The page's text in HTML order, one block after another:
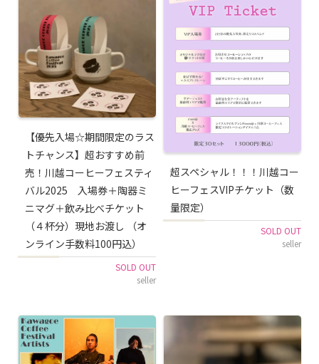
【優先入場☆期間限定のラス
トチャンス】超おすすめ前
売！川越コーヒーフェスティ
バル2025 入場券＋陶器ミ
ニマグ＋飲み比べチケット
（４杯分）現地お渡し （オ
ンライン手数料100円込）
SOLD OUT
seller
超スペシャル！！！川越コー
ヒーフェスVIPチケット（数
量限定）
SOLD OUT
seller